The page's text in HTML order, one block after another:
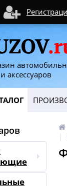
аксессуаров